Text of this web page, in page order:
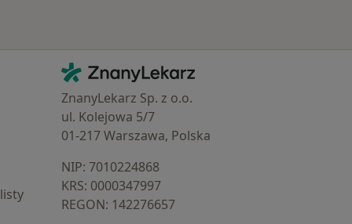
Kontakt
ZnanyLekarz - Strona główna
ZnanyLekarz Sp. z o.o.
ul. Kolejowa 5/7
01-217 Warszawa, Polska
NIP: ⁠7010224868
KRS: ⁠0000347997
REGON: ⁠142276657